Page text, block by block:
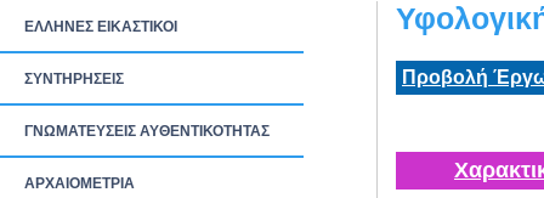
ΕΛΛΗΝΕΣ ΕΙΚΑΣΤΙΚΟΙ
ΣΥΝΤΗΡΗΣΕΙΣ
ΓΝΩΜΑΤΕΥΣΕΙΣ ΑΥΘΕΝΤΙΚΟΤΗΤΑΣ
ΑΡΧΑΙΟΜΕΤΡΙΑ
Προβολή